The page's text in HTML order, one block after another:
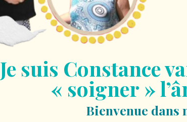
Je suis Constance
« soigner »
Bienvenue dans